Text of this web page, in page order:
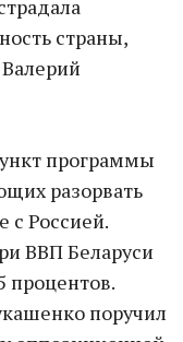
страны,
программы
разорвать
с Россией.
ВВП Беларуси
процентов.
поручил